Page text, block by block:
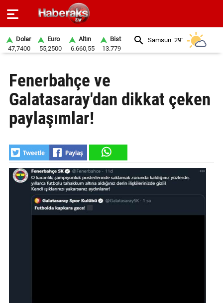
SPOR
YAŞAM
EKONOMİ
BELEDİYELER
SAĞLIK
SİYASET
EĞİTİM
Dolar
47,7400
Euro
55,2500
Altın
6.660,55
Bist
13.779
Samsun 29°
Fenerbahçe ve
Galatasaray'dan dikkat çeken
paylaşımlar!